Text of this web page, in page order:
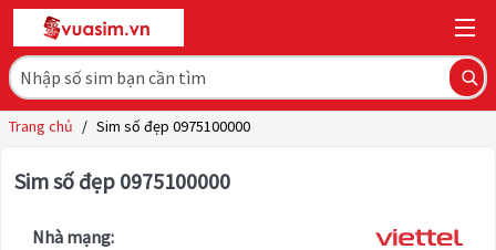
Trang chủ / Sim số đẹp 0975100000
Sim số đẹp 0975100000
Nhà mạng: